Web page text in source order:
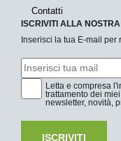
Contatti
ISCRIVITI ALLA
Inserisci la tua E-mail per
Letta e compresa
trattamento dei
newsletter, novità,
ISCRIVITI